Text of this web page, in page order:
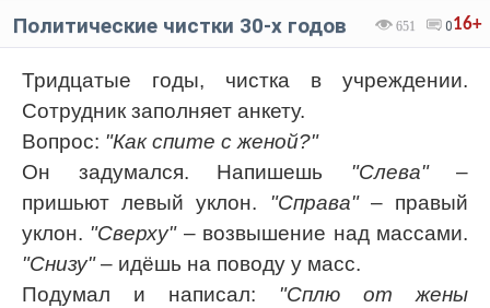
16+
651 0
Политические чистки 30-х годов
Тридцатые годы, чистка в учреждении.
Сотрудник заполняет анкету.
Вопрос: "Как спите с женой?"
Он задумался. Напишешь "Слева"–
пришьют левый уклон. "Справа"– правый
уклон. "Сверху"– возвышение над массами.
"Снизу"– идёшь на поводу у масс.
Подумал и написал: "Сплю от жены